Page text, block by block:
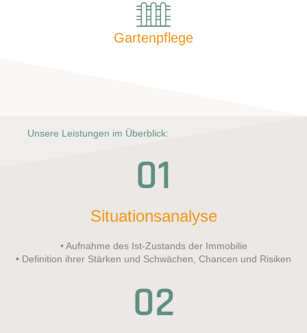
Gartenpflege
Unsere Leistungen im Überblick:
01
Situationsanalyse
• Aufnahme des Ist-Zustands der Immobilie
• Definition ihrer Stärken und Schwächen, Chancen und Risiken
02